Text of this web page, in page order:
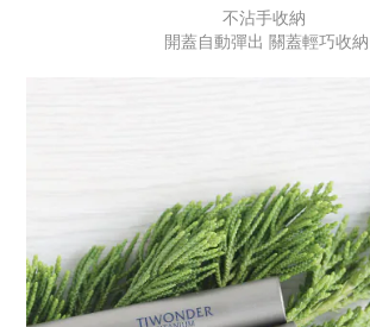
不沾手收納
開蓋自動彈出 關蓋輕巧收納